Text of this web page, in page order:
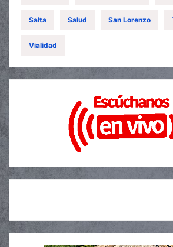
Salta Salud San Lorenzo
Vialidad